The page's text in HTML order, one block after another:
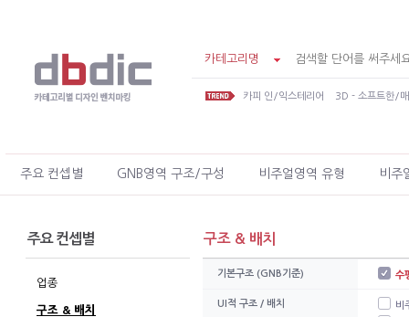
카테고리명
카피 인/익스테리어 3D - 소프트한/
주요 컨셉별 GNB영역 구조/구성 비주얼영역 유형 비주
주요 컨셉별
업종
구조 & 배치
구조 & 배치
기본구조 (GNB기준) 수
UI적 구조 / 배치
비